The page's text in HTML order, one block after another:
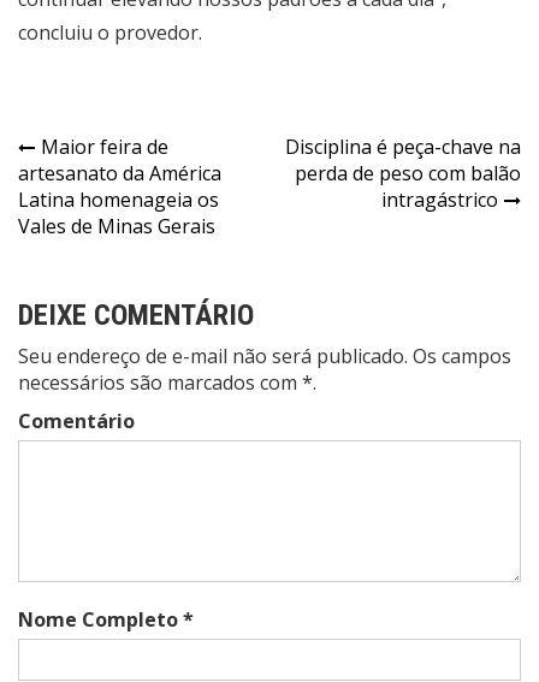
concluiu o provedor.
Navegação
de
Post
Maior feira de
artesanato da América
Latina homenageia os
Vales de Minas Gerais
Disciplina é peça-chave na
perda de peso com balão
intragástrico
DEIXE COMENTÁRIO
Seu endereço de e-mail não será publicado. Os campos
necessários são marcados com *.
Comentário
Nome Completo *